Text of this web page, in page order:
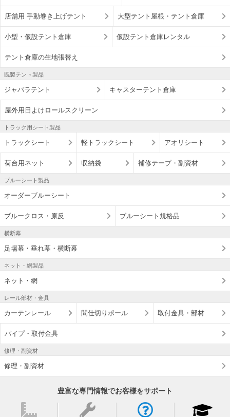
店舗用 手動巻き上げテント 大型テント屋根・テント倉庫
小型・仮設テント倉庫 仮設テント倉庫レンタル
テント倉庫の生地張替え
既製テント製品
ジャバラテント キャスターテント倉庫
屋外用日よけロールスクリーン
トラック用シート製品
トラックシート 軽トラックシート アオリシート
荷台用ネット 収納袋 補修テープ・副資材
ブルーシート製品
オーダーブルーシート
ブルークロス・原反 ブルーシート規格品
横断幕
足場幕・垂れ幕・横断幕
ネット・網製品
ネット・網
レール部材・金具
カーテンレール 間仕切りポール 取付金具・部材
パイプ・取付金具
修理・副資材
修理・副資材
豊富な専門情報でお客様をサポート